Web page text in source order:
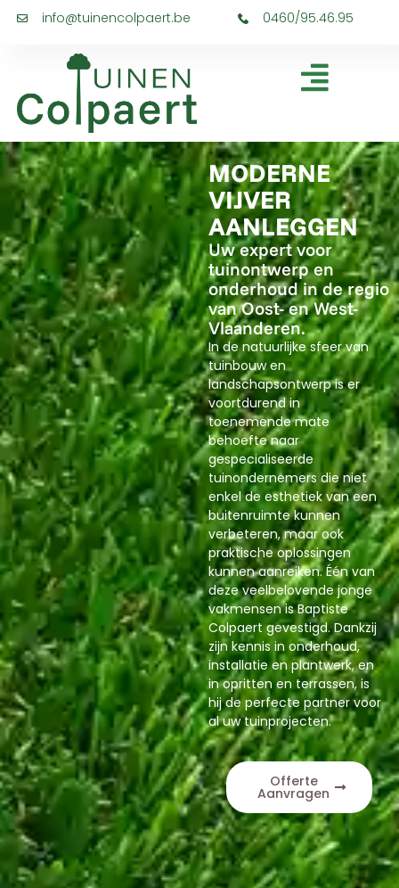
info@tuinencolpaert.be 0460/95.46.95
MODERNE
VIJVER
AANLEGGEN
Uw expert voor
tuinontwerp en
onderhoud in de regio
van Oost- en West-
Vlaanderen.
In de natuurlijke sfeer van
tuinbouw en
landschapsontwerp is er
voortdurend in
toenemende mate
behoefte naar
gespecialiseerde
tuinondernemers die niet
enkel de esthetiek van een
buitenruimte kunnen
verbeteren, maar ook
praktische oplossingen
kunnen aanreiken. Één van
deze veelbelovende jonge
vakmensen is Baptiste
Colpaert gevestigd. Dankzij
zijn kennis in onderhoud,
installatie en plantwerk, en
in opritten en terrassen, is
hij de perfecte partner voor
al uw tuinprojecten.
Offerte
Aanvragen